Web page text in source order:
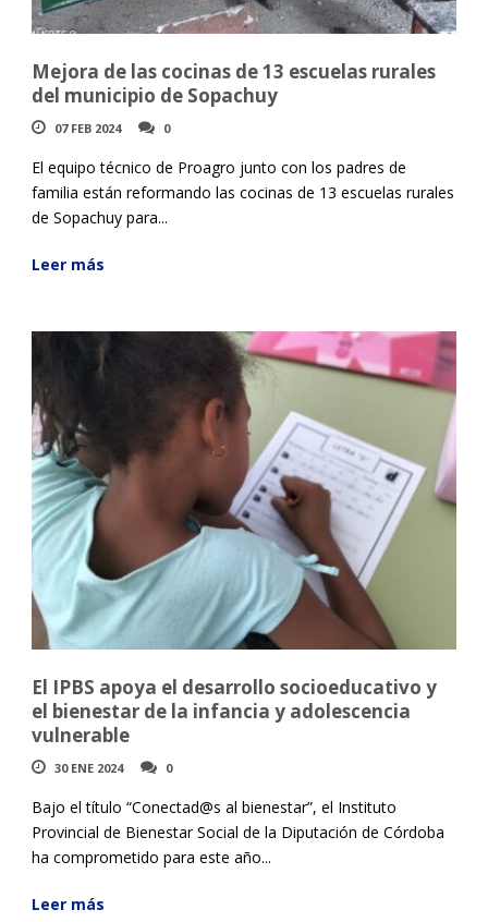
Mejora de las cocinas de 13 escuelas rurales
del municipio de Sopachuy
07 FEB 2024 0
El equipo técnico de Proagro junto con los padres de
familia están reformando las cocinas de 13 escuelas rurales
de Sopachuy para...
Leer más
El IPBS apoya el desarrollo socioeducativo y
el bienestar de la infancia y adolescencia
vulnerable
30 ENE 2024 0
Bajo el título “Conectad@s al bienestar”, el Instituto
Provincial de Bienestar Social de la Diputación de Córdoba
ha comprometido para este año...
Leer más